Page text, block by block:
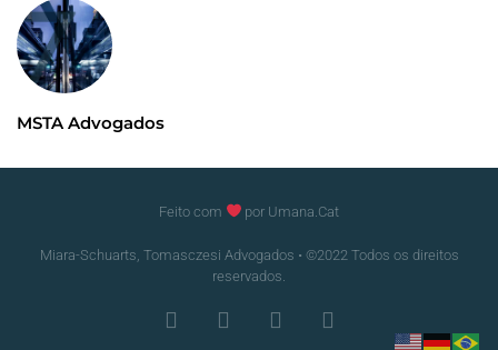
MSTA Advogados
Feito com por Umana.Cat
Miara-Schuarts, Tomasczesi Advogados • ©2022 Todos os direitos
reservados.